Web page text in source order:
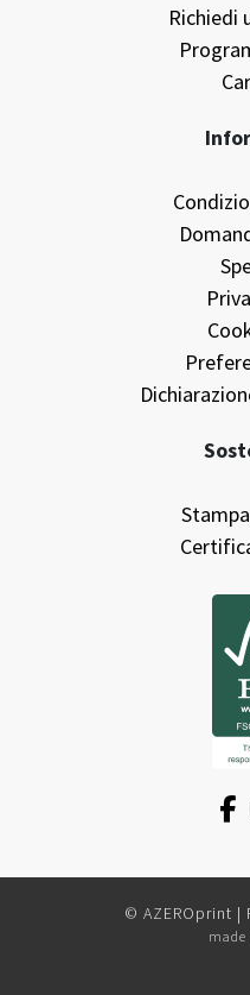
Richiedi
© AZEROprint |
made